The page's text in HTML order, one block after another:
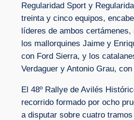
Regularidad Sport y
treinta y cinco equipos,
líderes de ambos
los mallorquines Jaime y
con Ford Sierra, y los
Verdaguer y Antonio Grau, con
El 48º Rallye de Avilés
recorrido formado por ocho
a disputar sobre cuatro